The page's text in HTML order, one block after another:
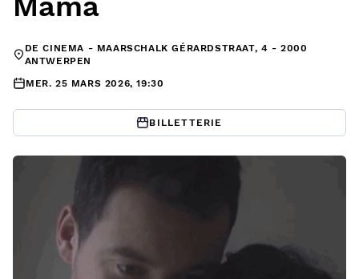
DE CINEMA - MAARSCHALK GÉRARDSTRAAT, 4 - 2000
ANTWERPEN
MER. 25 MARS 2026, 19:30
BILLETTERIE